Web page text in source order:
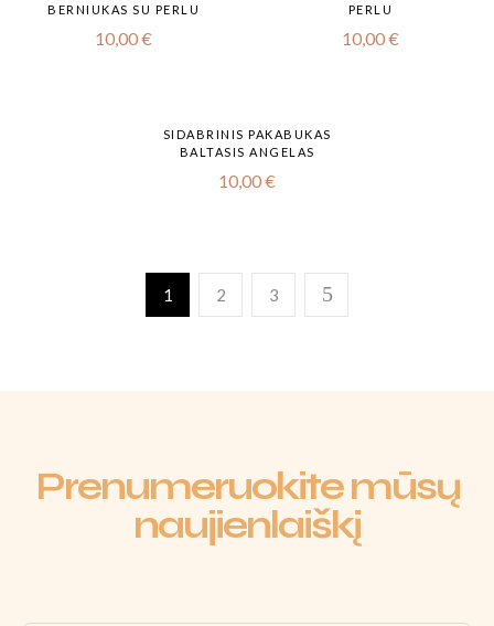
BERNIUKAS SU PERLU
10,00€
PERLU
10,00€
SIDABRINIS PAKABUKAS
BALTASIS ANGELAS
10,00€
1 2 3
Prenumeruokite mūsų
naujienlaiškį